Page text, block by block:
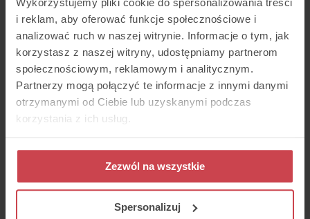
i reklam, aby oferować funkcje społecznościowe i
analizować ruch w naszej witrynie. Informacje o tym, jak
korzystasz z naszej witryny, udostępniamy partnerom
społecznościowym, reklamowym i analitycznym.
Partnerzy mogą połączyć te informacje z innymi danymi
otrzymanymi od Ciebie lub uzyskanymi podczas
korzystania z ich usług.
Zezwól na wszystkie
Spersonalizuj
Ile osób w Twojej firmie ma kontakt
z klientami?*
Wyrażam zgodę na
przetwarzanie moich danych przez
Thulium sp. z o.o. (NIP
komunikacji marketingowej